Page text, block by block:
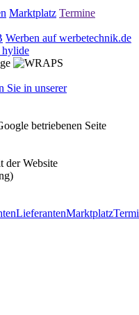
Marktplatz Termine
Werben auf werbetechnik.de
Sie in unserer
betriebenen Seite
der Website
LieferantenMarktplatz